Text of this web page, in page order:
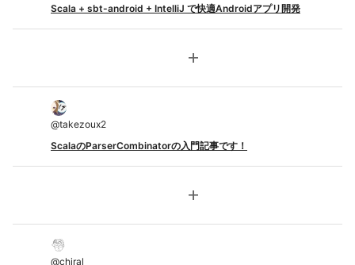
Scala + sbt-android + IntelliJ で快適Androidアプリ開発
add
@takezoux2
ScalaのParserCombinatorの入門記事です！
add
@chiral